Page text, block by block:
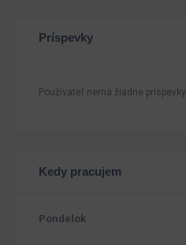
Príspevky
Používateľ nemá žiadne príspevky
Kedy pracujem
Pondelok